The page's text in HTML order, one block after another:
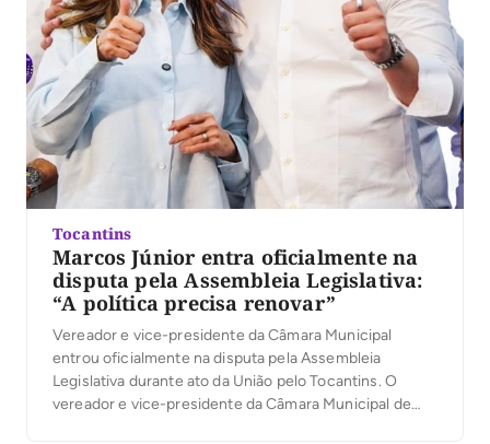
Tocantins
Marcos Júnior entra oficialmente na
disputa pela Assembleia Legislativa:
“A política precisa renovar”
Vereador e vice-presidente da Câmara Municipal
entrou oficialmente na disputa pela Assembleia
Legislativa durante ato da União pelo Tocantins. O
vereador e vice-presidente da Câmara Municipal de